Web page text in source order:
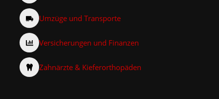
Umzüge und Transporte
Versicherungen und Finanzen
Zahnärzte & Kieferorthopäden